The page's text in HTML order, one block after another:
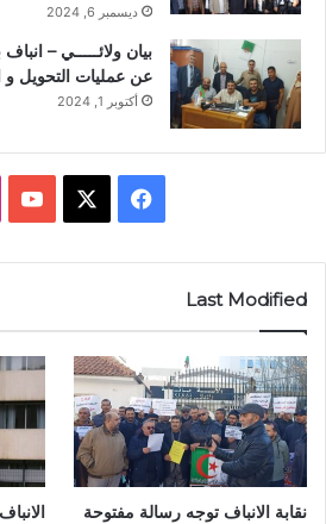
ديسمبر 6, 2024
بيان ولائـــــي –
عن عمليات التحويل و
أكتوبر 1, 2024
فيسبوك
Last Modified
نقابة الانباف توجه رسالة مفتوحة